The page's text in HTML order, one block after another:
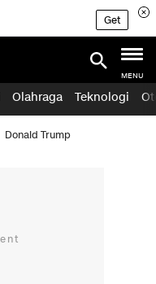
Get
MENU
Olahraga Teknologi
Donald Trump